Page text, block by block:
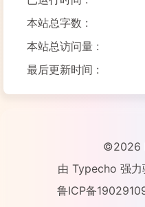
本站总字数 :
本站总访问量 :
最后更新时间 :
©2026
由 Typecho 强力
鲁ICP备